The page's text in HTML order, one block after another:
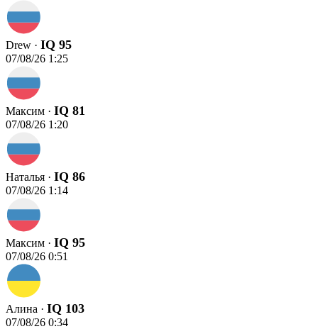
Drew · IQ 95
07/08/26 1:25
Максим · IQ 81
07/08/26 1:20
Наталья · IQ 86
07/08/26 1:14
Максим · IQ 95
07/08/26 0:51
Алина · IQ 103
07/08/26 0:34